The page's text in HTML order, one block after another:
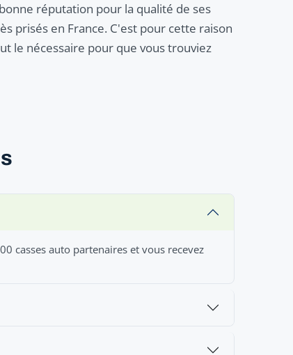
réputation pour la qualité de ses
prisés en France. C'est pour cette raison
le nécessaire pour que vous trouviez
casses auto partenaires et vous recevez